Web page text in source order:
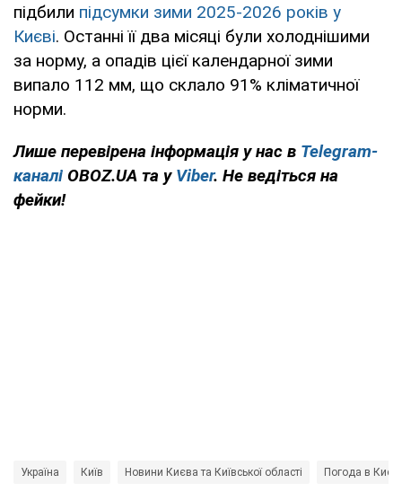
підбили підсумки зими 2025-2026 років у
Києві. Останні її два місяці були холоднішими
за норму, а опадів цієї календарної зими
випало 112 мм, що склало 91% кліматичної
норми.
Лише перевірена інформація у нас в Telegram-
каналі OBOZ.UA та у Viber. Не ведіться на
фейки!
Україна Київ Новини Києва та Київської області Погода в Києві